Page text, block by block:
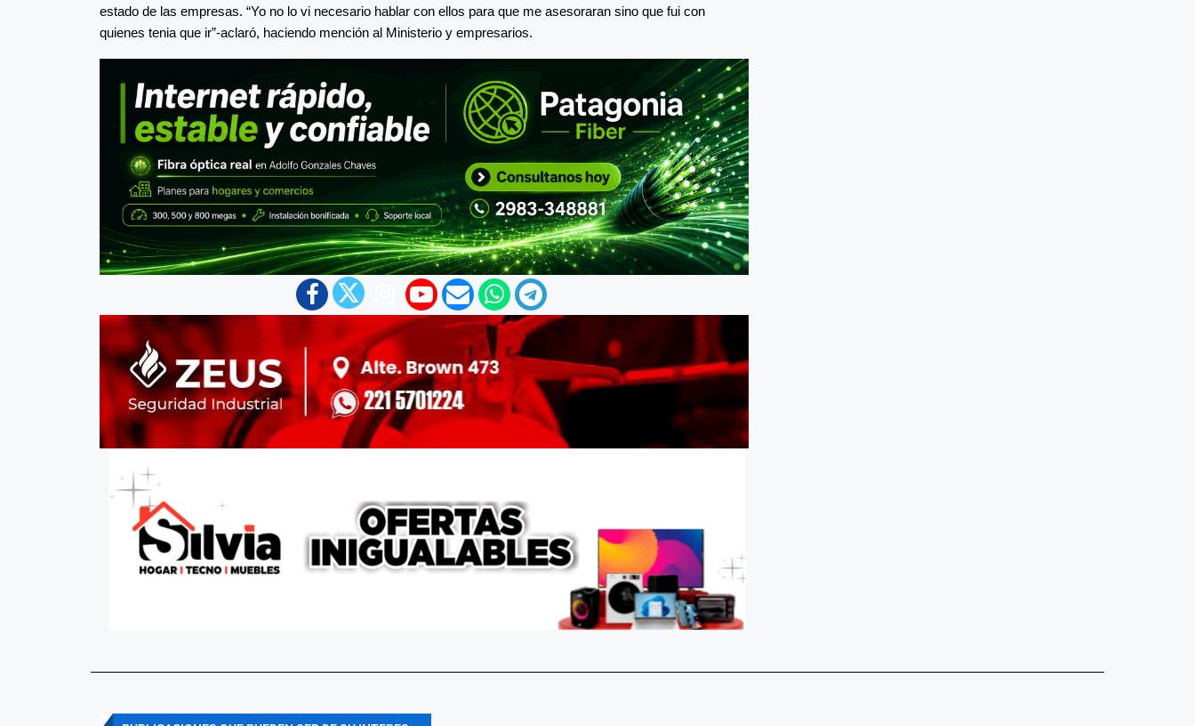
estado de las empresas. “Yo no lo vi necesario hablar con ellos para que me asesoraran sino que fui con
quienes tenia que ir”-aclaró, haciendo mención al Ministerio y empresarios.